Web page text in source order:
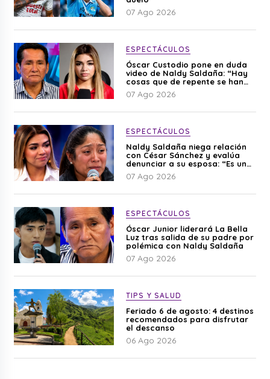
07 Ago 2026
ESPECTÁCULOS
Óscar Custodio pone en duda
video de Naldy Saldaña: “Hay
cosas que de repente se han
editado”
07 Ago 2026
ESPECTÁCULOS
Naldy Saldaña niega relación
con César Sánchez y evalúa
denunciar a su esposa: “Es una
difamación”
07 Ago 2026
ESPECTÁCULOS
Óscar Junior liderará La Bella
Luz tras salida de su padre por
polémica con Naldy Saldaña
07 Ago 2026
TIPS Y SALUD
Feriado 6 de agosto: 4 destinos
recomendados para disfrutar
el descanso
06 Ago 2026